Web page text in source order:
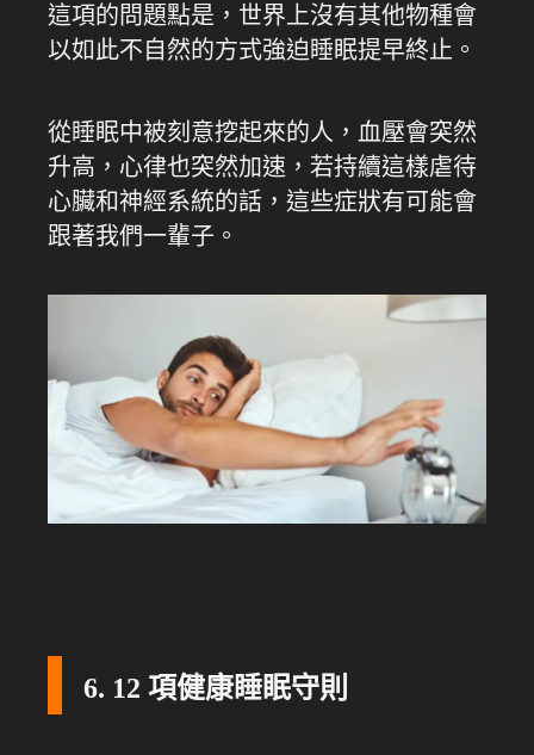
這項的問題點是，世界上沒有其他物種會
以如此不自然的方式強迫睡眠提早終止。
從睡眠中被刻意挖起來的人，血壓會突然
升高，心律也突然加速，若持續這樣虐待
心臟和神經系統的話，這些症狀有可能會
跟著我們一輩子。
6. 12 項健康睡眠守則